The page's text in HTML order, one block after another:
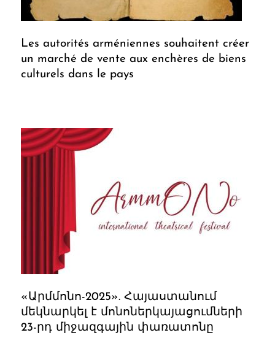
Les autorités arméniennes souhaitent créer
un marché de vente aux enchères de biens
culturels dans le pays
«Արմմոնո-2025». Հայաստանում
մեկնարկել է մոնոներկայացումների
23-րդ միջազգային փառատոնը